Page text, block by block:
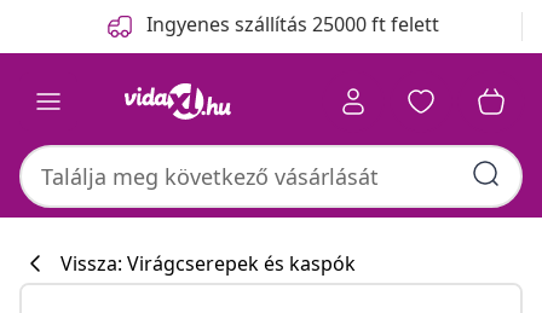
Ingyenes szállítás 25000 ft felett
Vissza: Virágcserepek és kaspók